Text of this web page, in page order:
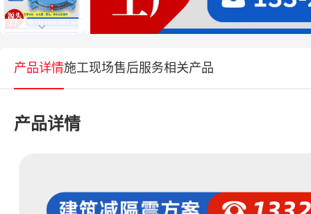
产品详情施工现场售后服务相关产品
产品详情